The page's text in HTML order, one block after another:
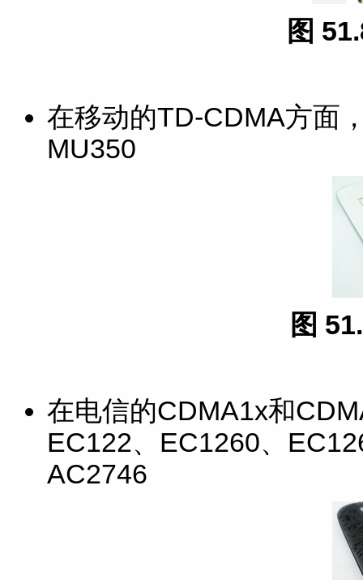
图
在移动的TD-CDMA方面
MU350
图
在电信的CDMA1x和
EC122、EC1260、
AC2746